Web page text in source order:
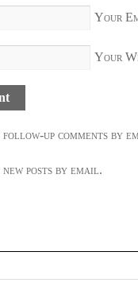
Your
Your
up comments by
posts by email.